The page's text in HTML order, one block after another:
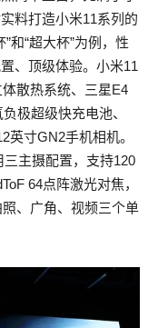
料打造小米11系列的
和“超大杯”为例，性
、顶级体验。小米11
散热系统、三星E4
极超级快充电池、
英寸GN2手机相机。
主摄配置，支持120
64点阵激光对焦，
、广角、视频三个单